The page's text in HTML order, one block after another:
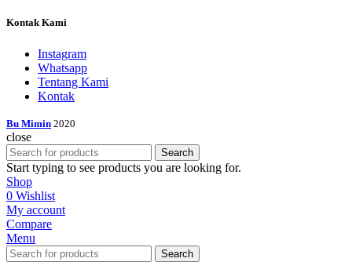
Kontak Kami
Instagram
Whatsapp
Tentang Kami
Kontak
Bu Mimin 2020
close
Search
Start typing to see products you are looking for.
Shop
0 Wishlist
My account
Compare
Menu
Search